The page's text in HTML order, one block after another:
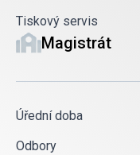
Tiskový servis
Magistrát
Úřední doba
Odbory